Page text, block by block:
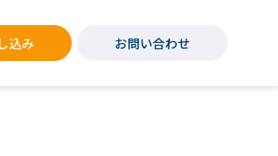
込み お問い合わせ